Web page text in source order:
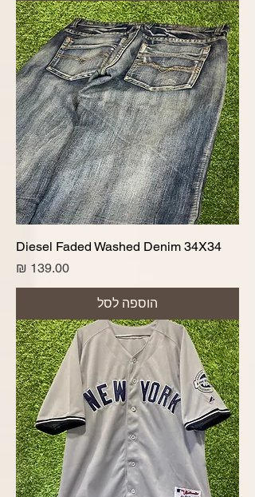
Diesel Faded Washed Denim 34X34
מחיר
הוספה לסל